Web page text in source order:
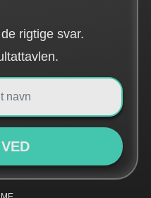
rigtige svar.